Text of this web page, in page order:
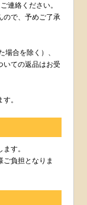
連絡ください。
ので、予めご了承
場合を除く）、
いての返品はお受
。
す。
ご負担となりま